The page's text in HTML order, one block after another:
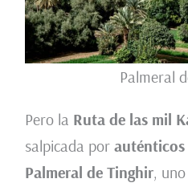
Palmeral
Pero la Ruta de las mil
salpicada por auténticos
Palmeral de Tinghir,